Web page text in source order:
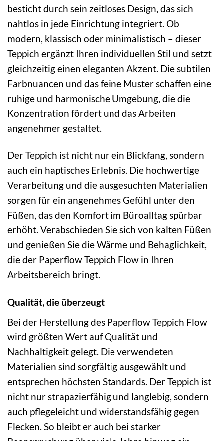
besticht durch sein zeitloses Design, das sich
nahtlos in jede Einrichtung integriert. Ob
modern, klassisch oder minimalistisch – dieser
Teppich ergänzt Ihren individuellen Stil und setzt
gleichzeitig einen eleganten Akzent. Die subtilen
Farbnuancen und das feine Muster schaffen eine
ruhige und harmonische Umgebung, die die
Konzentration fördert und das Arbeiten
angenehmer gestaltet.
Der Teppich ist nicht nur ein Blickfang, sondern
auch ein haptisches Erlebnis. Die hochwertige
Verarbeitung und die ausgesuchten Materialien
sorgen für ein angenehmes Gefühl unter den
Füßen, das den Komfort im Büroalltag spürbar
erhöht. Verabschieden Sie sich von kalten Füßen
und genießen Sie die Wärme und Behaglichkeit,
die der Paperflow Teppich Flow in Ihren
Arbeitsbereich bringt.
Qualität, die überzeugt
Bei der Herstellung des Paperflow Teppich Flow
wird größten Wert auf Qualität und
Nachhaltigkeit gelegt. Die verwendeten
Materialien sind sorgfältig ausgewählt und
entsprechen höchsten Standards. Der Teppich ist
nicht nur strapazierfähig und langlebig, sondern
auch pflegeleicht und widerstandsfähig gegen
Flecken. So bleibt er auch bei starker